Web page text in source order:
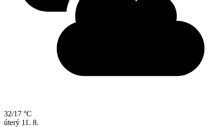
32/17 °C
úterý 11. 8.